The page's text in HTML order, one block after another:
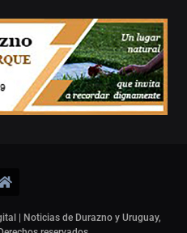
| Noticias de Durazno y Uruguay,